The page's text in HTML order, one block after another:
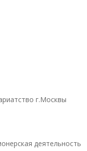
г.Москвы
деятельность